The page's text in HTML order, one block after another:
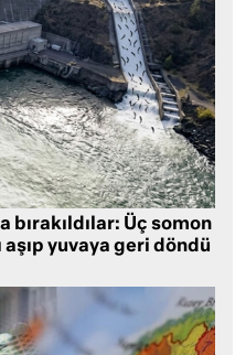
Üç somon
aşıp yuvaya geri döndü